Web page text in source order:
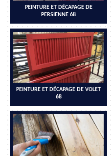
PEINTURE ET DÉCAPAGE DE
PERSIENNE 68
PEINTURE ET DÉCAPAGE DE VOLET
68